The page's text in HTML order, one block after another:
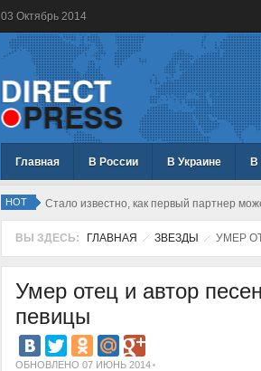
03 Октябрь 2014
Главная В России В Украине В
HOT Стало известно, как первый партнер
ВЫ ЗДЕСЬ: ГЛАВНАЯ ЗВЕЗДЫ УМЕР
Умер отец и автор
певицы
ОБНОВЛЕНО 07 ИЮНЬ 2014